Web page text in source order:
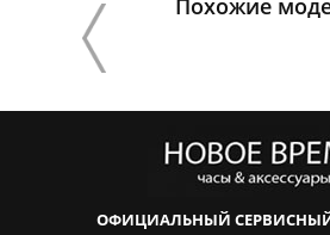
Похожие
ОФИЦИАЛЬНЫЙ СЕРВИСНЫЙ